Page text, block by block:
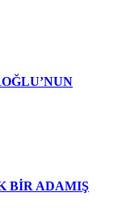
BİR ADAMIŞ